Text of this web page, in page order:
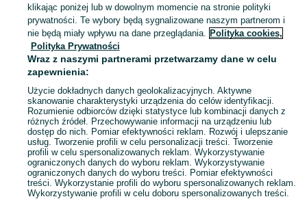
Mapa kategorii
Mapa miejscowości
Mapa ministron
Popularne wyszukiwania
klikając poniżej lub w dowolnym momencie na stronie polityki
prywatności. Te wybory będą sygnalizowane naszym partnerom i
nie będą miały wpływu na dane przeglądania. Polityka cookies,
Polityka Prywatności
Wraz z naszymi partnerami przetwarzamy dane w celu
zapewnienia:
Użycie dokładnych danych geolokalizacyjnych. Aktywne
skanowanie charakterystyki urządzenia do celów identyfikacji.
Rozumienie odbiorców dzięki statystyce lub kombinacji danych z
różnych źródeł. Przechowywanie informacji na urządzeniu lub
dostęp do nich. Pomiar efektywności reklam. Rozwój i ulepszanie
usług. Tworzenie profili w celu personalizacji treści. Tworzenie
profili w celu spersonalizowanych reklam. Wykorzystywanie
ograniczonych danych do wyboru reklam. Wykorzystywanie
ograniczonych danych do wyboru treści. Pomiar efektywności
treści. Wykorzystanie profili do wyboru spersonalizowanych reklam.
Wykorzystywanie profili w celu doboru spersonalizowanych treści.